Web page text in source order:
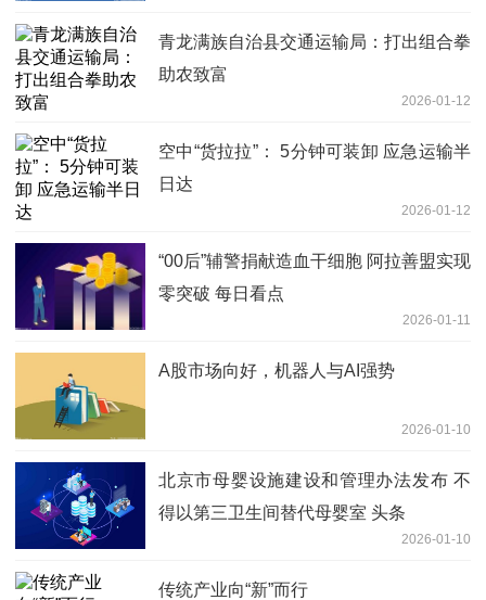
青龙满族自治县交通运输局：打出组合拳
助农致富
2026-01-12
空中“货拉拉”： 5分钟可装卸 应急运输半
日达
2026-01-12
“00后”辅警捐献造血干细胞 阿拉善盟实现
零突破 每日看点
2026-01-11
A股市场向好，机器人与AI强势
2026-01-10
北京市母婴设施建设和管理办法发布 不
得以第三卫生间替代母婴室 头条
2026-01-10
传统产业向“新”而行